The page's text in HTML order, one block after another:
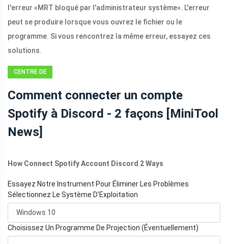
l'erreur «MRT bloqué par l'administrateur système». L'erreur
peut se produire lorsque vous ouvrez le fichier ou le
programme. Si vous rencontrez la même erreur, essayez ces
solutions.
CENTRE DE
MINITOOL
Comment connecter un compte
Spotify à Discord - 2 façons [MiniTool
News]
How Connect Spotify Account Discord 2 Ways
Essayez Notre Instrument Pour Éliminer Les Problèmes
Sélectionnez Le Système D'Exploitation
Choisissez Un Programme De Projection (Éventuellement)